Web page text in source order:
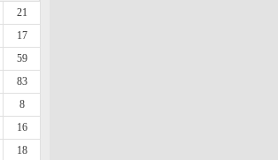
21
17
59
83
8
16
18